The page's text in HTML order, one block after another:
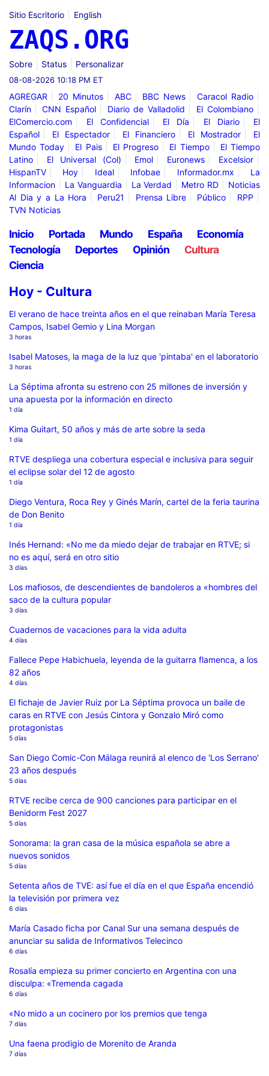
Sitio Escritorio English
ZAQS.ORG
Sobre Status Personalizar
08-08-2026 10:18 PM ET
AGREGAR 20 Minutos ABC BBC News
Caracol Radio
Clarín
CNN Español Diario de Valladolid
El Colombiano
ElComercio.com
El Confidencial El Día El Diario
El
Español
El Espectador El Financiero El Mostrador
El
Mundo Today
El Pais El Progreso El Tiempo
El Tiempo
Latino
El Universal (Col) Emol Euronews
Excelsior
HispanTV
Hoy Ideal Infobae Informador.mx
La
Informacion
La Vanguardia La Verdad Metro RD
Noticias
Al Dia y a La Hora
Peru21 Prensa Libre Público
RPP
TVN Noticias
Inicio Portada Mundo España
Economía
Tecnología
Deportes Opinión
Cultura
Ciencia
Hoy - Cultura
El verano de hace treinta años en el que reinaban María Teresa
Campos, Isabel Gemio y Lina Morgan
3 horas
Isabel Matoses, la maga de la luz que 'pintaba' en el laboratorio
3 horas
La Séptima afronta su estreno con 25 millones de inversión y
una apuesta por la información en directo
1 día
Kima Guitart, 50 años y más de arte sobre la seda
1 día
RTVE despliega una cobertura especial e inclusiva para seguir
el eclipse solar del 12 de agosto
1 día
Diego Ventura, Roca Rey y Ginés Marín, cartel de la feria taurina
de Don Benito
1 día
Inés Hernand: «No me da miedo dejar de trabajar en RTVE; si
no es aquí, será en otro sitio
3 días
Los mafiosos, de descendientes de bandoleros a «hombres del
saco de la cultura popular
3 días
Cuadernos de vacaciones para la vida adulta
4 días
Fallece Pepe Habichuela, leyenda de la guitarra flamenca, a los
82 años
4 días
El fichaje de Javier Ruiz por La Séptima provoca un baile de
caras en RTVE con Jesús Cintora y Gonzalo Miró como
protagonistas
5 días
San Diego Comic-Con Málaga reunirá al elenco de 'Los Serrano'
23 años después
5 días
RTVE recibe cerca de 900 canciones para participar en el
Benidorm Fest 2027
5 días
Sonorama: la gran casa de la música española se abre a
nuevos sonidos
5 días
Setenta años de TVE: así fue el día en el que España encendió
la televisión por primera vez
6 días
María Casado ficha por Canal Sur una semana después de
anunciar su salida de Informativos Telecinco
6 días
Rosalía empieza su primer concierto en Argentina con una
disculpa: «Tremenda cagada
6 días
«No mido a un cocinero por los premios que tenga
7 días
Una faena prodigio de Morenito de Aranda
7 días